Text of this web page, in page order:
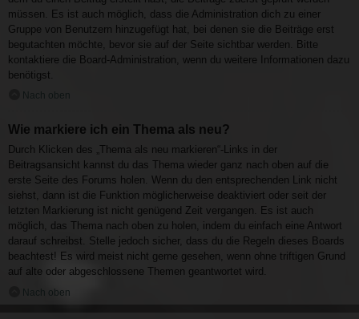
müssen. Es ist auch möglich, dass die Administration dich zu einer
Gruppe von Benutzern hinzugefügt hat, bei denen sie die Beiträge erst
begutachten möchte, bevor sie auf der Seite sichtbar werden. Bitte
kontaktiere die Board-Administration, wenn du weitere Informationen dazu
benötigst.
Nach oben
Wie markiere ich ein Thema als neu?
Durch Klicken des „Thema als neu markieren“-Links in der
Beitragsansicht kannst du das Thema wieder ganz nach oben auf die
erste Seite des Forums holen. Wenn du den entsprechenden Link nicht
siehst, dann ist die Funktion möglicherweise deaktiviert oder seit der
letzten Markierung ist nicht genügend Zeit vergangen. Es ist auch
möglich, das Thema nach oben zu holen, indem du einfach eine Antwort
darauf schreibst. Stelle jedoch sicher, dass du die Regeln dieses Boards
beachtest! Es wird meist nicht gerne gesehen, wenn ohne triftigen Grund
auf alte oder abgeschlossene Themen geantwortet wird.
Nach oben